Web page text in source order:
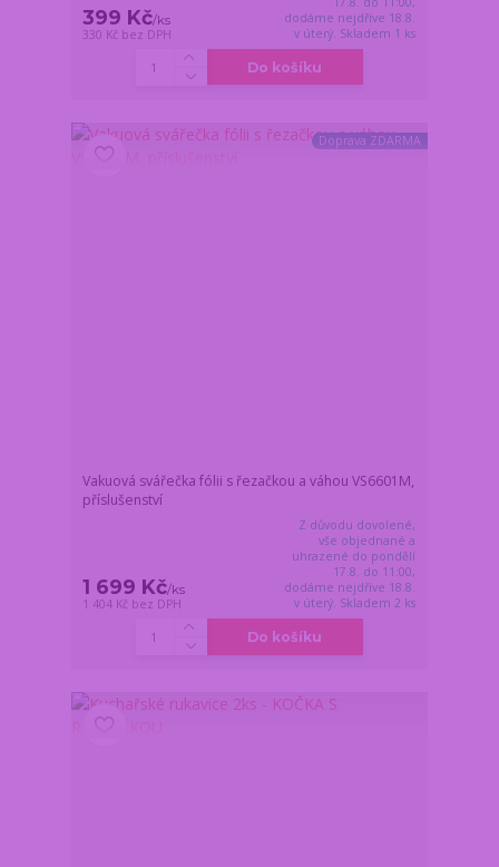
399 Kč/ks
330 Kč bez DPH
dodáme nejdříve 18.8.
v úterý. Skladem 1 ks
Do košíku
Doprava ZDARMA
Vakuová svářečka fólii s řezačkou a váhou VS6601M,
příslušenství
1 699 Kč/ks
1 404 Kč bez DPH
Z důvodu dovolené,
vše objednané a
uhrazené do pondělí
17.8. do 11:00,
dodáme nejdříve 18.8.
v úterý. Skladem 2 ks
Do košíku